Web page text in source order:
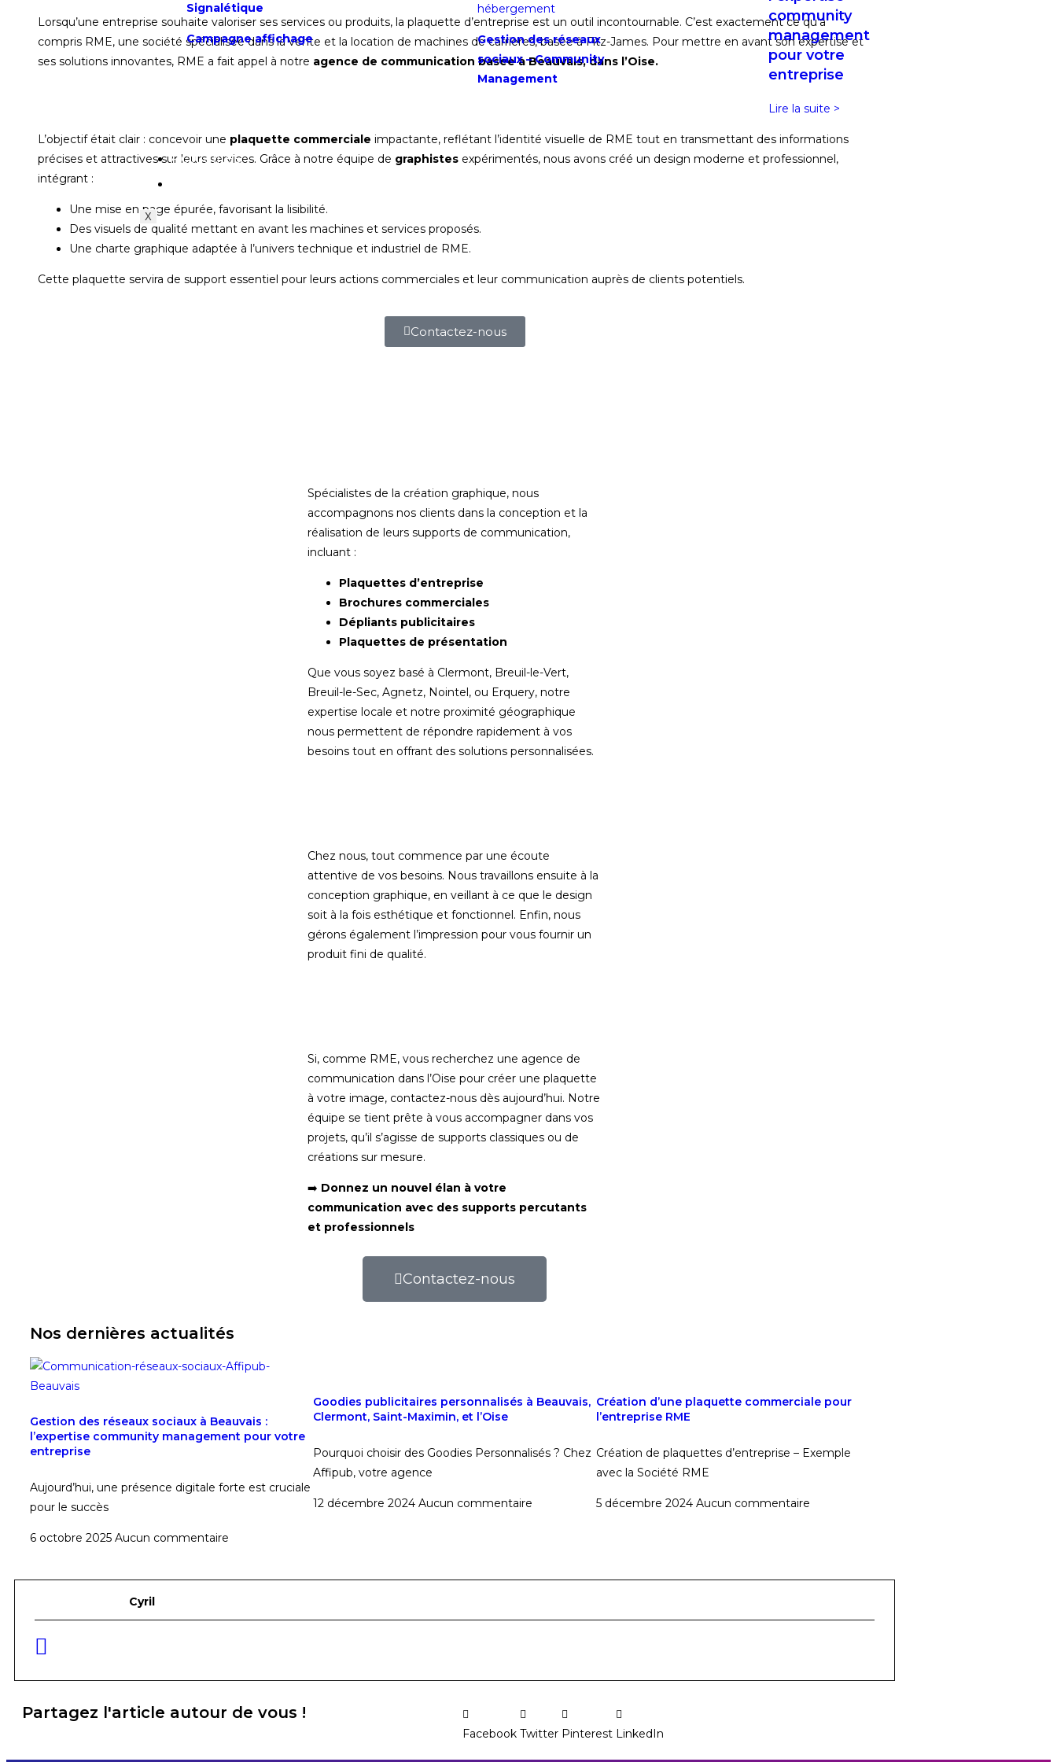
Signalétique
Campagne affichage
hébergement
Gestion des réseaux
sociaux –Community
Management
community
management
pour votre
entreprise
Lire la suite >
Actualités
X
Lorsqu’une entreprise souhaite valoriser ses services ou produits, la plaquette d’entreprise est un outil incontournable. C’est exactement ce qu’a
compris RME, une société spécialisée dans la vente et la location de machines de carrières, basée à Fitz-James. Pour mettre en avant son expertise et
ses solutions innovantes, RME a fait appel à notre agence de communication basée à Beauvais, dans l’Oise.
L’objectif était clair : concevoir une plaquette commerciale impactante, reflétant l’identité visuelle de RME tout en transmettant des informations
précises et attractives sur leurs services. Grâce à notre équipe de graphistes expérimentés, nous avons créé un design moderne et professionnel,
intégrant :
Une mise en page épurée, favorisant la lisibilité.
Des visuels de qualité mettant en avant les machines et services proposés.
Une charte graphique adaptée à l’univers technique et industriel de RME.
Cette plaquette servira de support essentiel pour leurs actions commerciales et leur communication auprès de clients potentiels.
Contactez-nous
Spécialistes de la création graphique, nous
accompagnons nos clients dans la conception et la
réalisation de leurs supports de communication,
incluant :
Plaquettes d’entreprise
Brochures commerciales
Dépliants publicitaires
Plaquettes de présentation
Que vous soyez basé à Clermont, Breuil-le-Vert,
Breuil-le-Sec, Agnetz, Nointel, ou Erquery, notre
expertise locale et notre proximité géographique
nous permettent de répondre rapidement à vos
besoins tout en offrant des solutions personnalisées.
Chez nous, tout commence par une écoute
attentive de vos besoins. Nous travaillons ensuite à la
conception graphique, en veillant à ce que le design
soit à la fois esthétique et fonctionnel. Enfin, nous
gérons également l’impression pour vous fournir un
produit fini de qualité.
Si, comme RME, vous recherchez une agence de
communication dans l’Oise pour créer une plaquette
à votre image, contactez-nous dès aujourd’hui. Notre
équipe se tient prête à vous accompagner dans vos
projets, qu’il s’agisse de supports classiques ou de
créations sur mesure.
➡️ Donnez un nouvel élan à votre
communication avec des supports percutants
et professionnels
Contactez-nous
Nos dernières actualités
Gestion des réseaux sociaux à Beauvais :
l’expertise community management pour votre
entreprise
Aujourd’hui, une présence digitale forte est cruciale
pour le succès
6 octobre 2025 Aucun commentaire
Goodies publicitaires personnalisés à Beauvais,
Clermont, Saint-Maximin, et l’Oise
Pourquoi choisir des Goodies Personnalisés ? Chez
Affipub, votre agence
12 décembre 2024 Aucun commentaire
Création d’une plaquette commerciale pour
l’entreprise RME
Création de plaquettes d’entreprise – Exemple
avec la Société RME
5 décembre 2024 Aucun commentaire
Cyril
Partagez l'article autour de vous !
Facebook Twitter Pinterest LinkedIn